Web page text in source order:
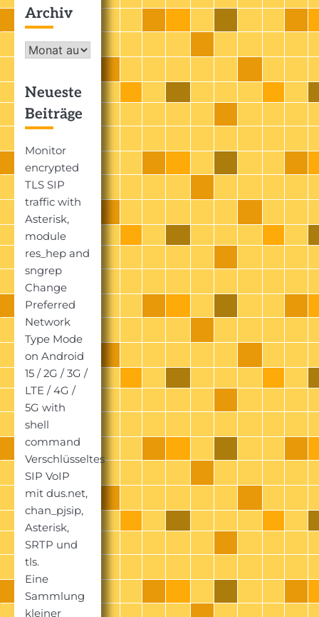
Archiv
Archiv
Neueste
Beiträge
Monitor
encrypted
TLS SIP
traffic with
Asterisk,
module
res_hep and
sngrep
Change
Preferred
Network
Type Mode
on Android
15 / 2G / 3G /
LTE / 4G /
5G with
shell
command
Verschlüsseltes
SIP VoIP
mit dus.net,
chan_pjsip,
Asterisk,
SRTP und
tls.
Eine
Sammlung
kleiner